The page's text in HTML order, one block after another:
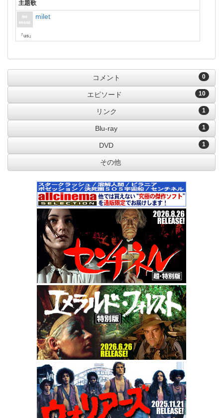
主題歌
milet
『us』
0
コメント
10
エピソード
1
リンク
1
Blu-ray
1
DVD
その他